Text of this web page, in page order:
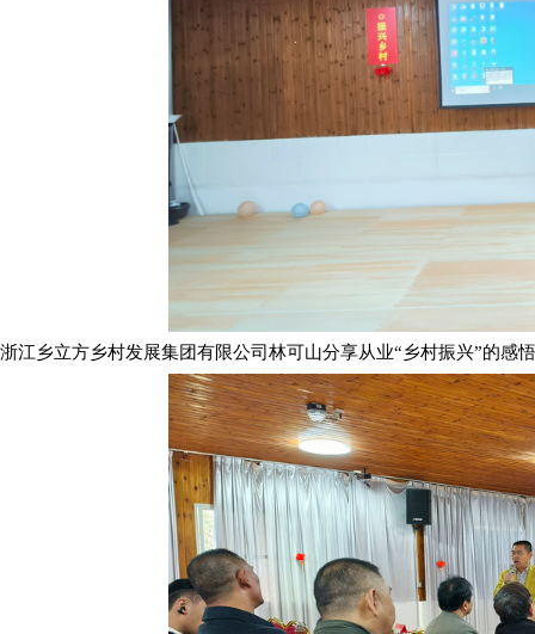
浙江乡立方乡村发展集团有限公司林可山分享从业“乡村振兴”的感